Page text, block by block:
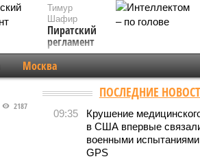
Тимур
Шафир
Пиратский
регламент
Москва
2187
ПОСЛЕДНИЕ
09:35
Крушение
в США впервые
военными
GPS